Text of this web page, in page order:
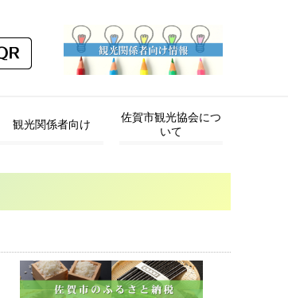
観光関係者向け
佐賀市観光協会につ
いて